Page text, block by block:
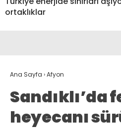
ortaklıklar
Ana Sayfa ›Afyon
Sandıklı’da
heyecanı